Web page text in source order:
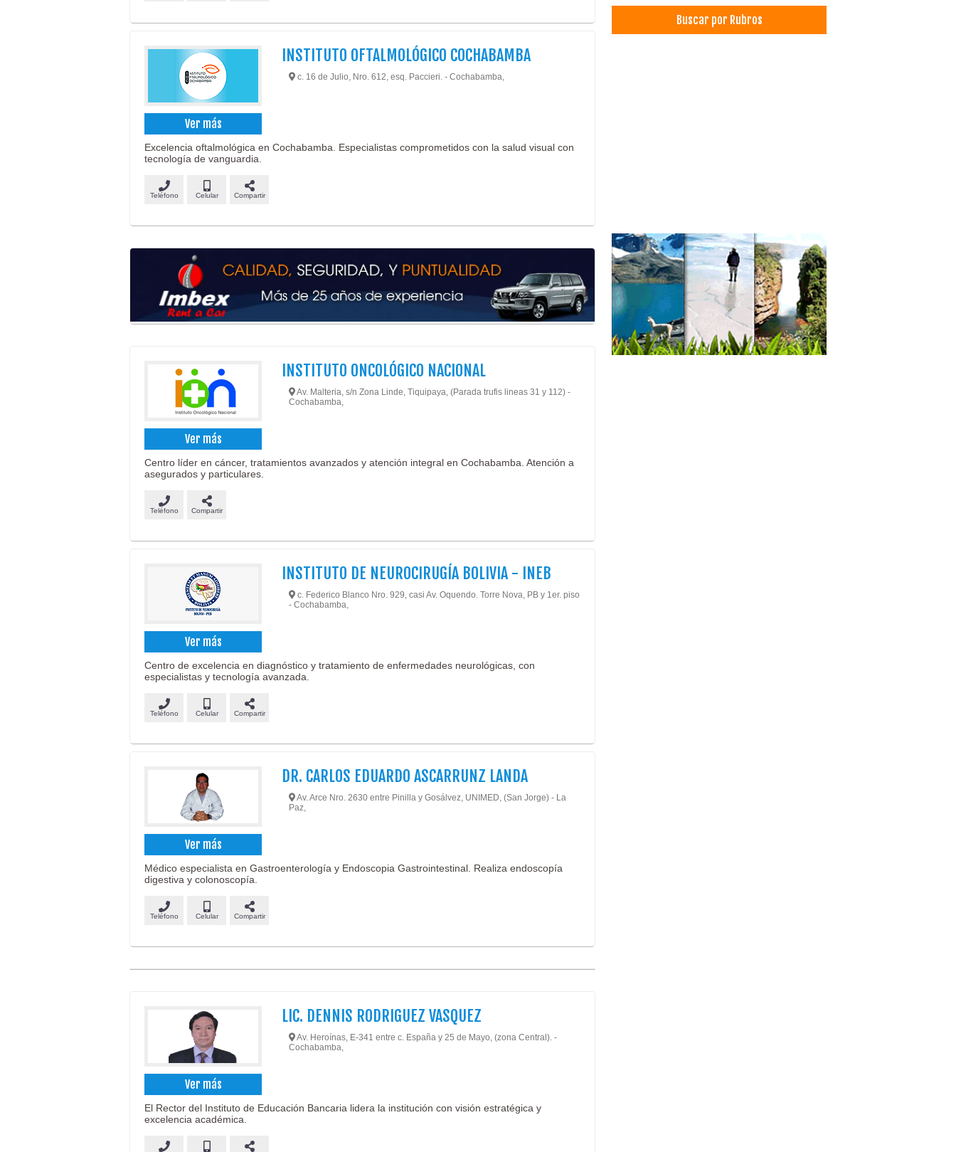
Ver más
INSTITUTO OFTALMOLÓGICO COCHABAMBA
c. 16 de Julio, Nro. 612, esq. Paccieri. - Cochabamba,
Excelencia oftalmológica en Cochabamba. Especialistas comprometidos con la salud visual con
tecnología de vanguardia.
Teléfono Celular Compartir
Ver más
INSTITUTO ONCOLÓGICO NACIONAL
Av. Malteria, s/n Zona Linde, Tiquipaya, (Parada trufis lineas 31 y 112) -
Cochabamba,
Centro líder en cáncer, tratamientos avanzados y atención integral en Cochabamba. Atención a
asegurados y particulares.
Teléfono Compartir
Ver más
INSTITUTO DE NEUROCIRUGÍA BOLIVIA - INEB
c. Federico Blanco Nro. 929, casi Av. Oquendo. Torre Nova, PB y 1er. piso
- Cochabamba,
Centro de excelencia en diagnóstico y tratamiento de enfermedades neurológicas, con
especialistas y tecnología avanzada.
Teléfono Celular Compartir
Ver más
DR. CARLOS EDUARDO ASCARRUNZ LANDA
Av. Arce Nro. 2630 entre Pinilla y Gosálvez, UNIMED, (San Jorge) - La
Paz,
Médico especialista en Gastroenterología y Endoscopia Gastrointestinal. Realiza endoscopía
digestiva y colonoscopía.
Teléfono Celular Compartir
Ver más
LIC. DENNIS RODRIGUEZ VASQUEZ
Av. Heroínas, E-341 entre c. España y 25 de Mayo, (zona Central). -
Cochabamba,
El Rector del Instituto de Educación Bancaria lidera la institución con visión estratégica y
excelencia académica.
Cirujanos oftalmólogos
Centros Oftalmológicos
Ozonoterapia
Oxigenación Hiperbárica
Plasma rico en plaquetas
Médicos Cirugía Digestiva y Laparoscópica
Médicos Cirugía Gastroenterológica
Médicos Gastroenterólogos
Profesionales
Buscar por Rubros